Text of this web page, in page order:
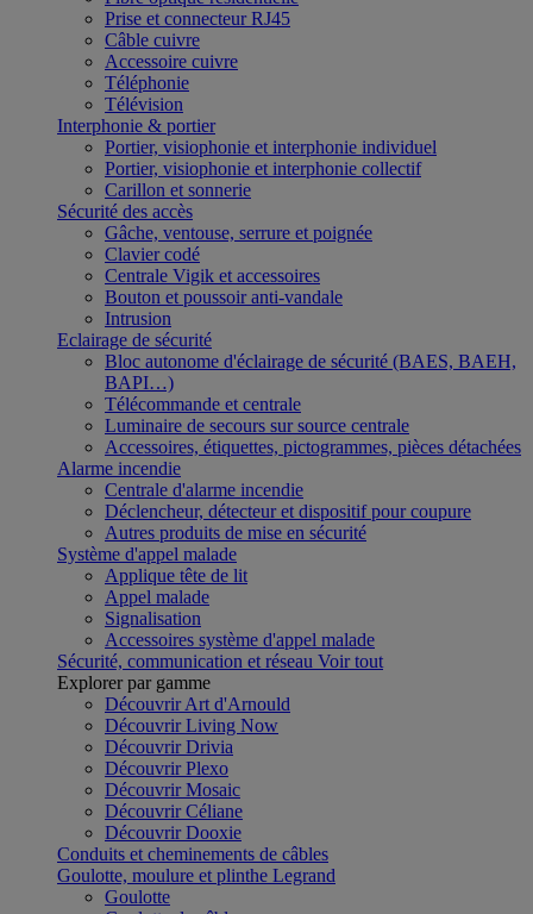
Prise et connecteur RJ45
Câble cuivre
Accessoire cuivre
Téléphonie
Télévision
Interphonie & portier
Portier, visiophonie et interphonie individuel
Portier, visiophonie et interphonie collectif
Carillon et sonnerie
Sécurité des accès
Gâche, ventouse, serrure et poignée
Clavier codé
Centrale Vigik et accessoires
Bouton et poussoir anti-vandale
Intrusion
Eclairage de sécurité
Bloc autonome d'éclairage de sécurité (BAES, BAEH,
BAPI…)
Télécommande et centrale
Luminaire de secours sur source centrale
Accessoires, étiquettes, pictogrammes, pièces détachées
Alarme incendie
Centrale d'alarme incendie
Déclencheur, détecteur et dispositif pour coupure
Autres produits de mise en sécurité
Système d'appel malade
Applique tête de lit
Appel malade
Signalisation
Accessoires système d'appel malade
Sécurité, communication et réseau Voir tout
Explorer par gamme
Découvrir Art d'Arnould
Découvrir Living Now
Découvrir Drivia
Découvrir Plexo
Découvrir Mosaic
Découvrir Céliane
Découvrir Dooxie
Conduits et cheminements de câbles
Goulotte, moulure et plinthe Legrand
Goulotte